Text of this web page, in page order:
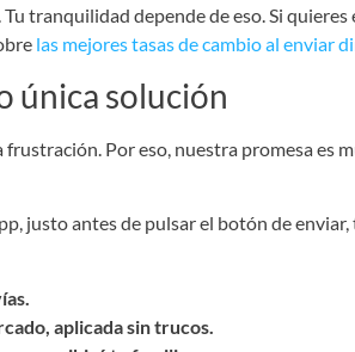
tranquilidad depende de eso. Si
las mejores tasas de cambio al enviar
única solución
frustración. Por eso, nuestra promesa es
justo antes de pulsar el botón de
aplicada sin trucos.